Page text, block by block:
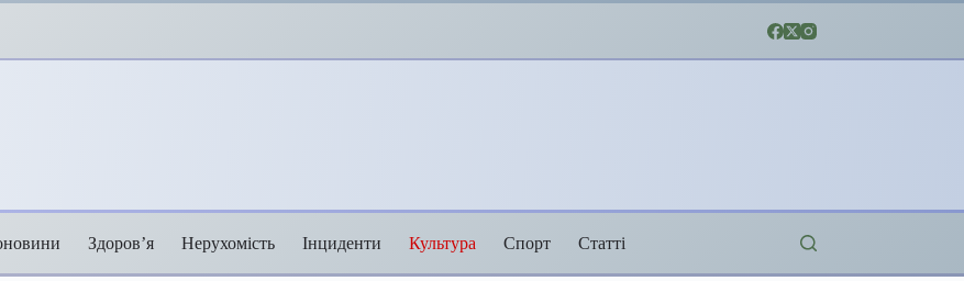
Здоров’я Нерухомість Інциденти Культура Спорт Статті